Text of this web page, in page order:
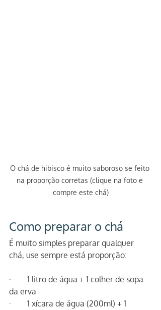
O chá de hibisco é muito saboroso se feito
na proporção corretas (clique na foto e
compre este chá)
Como preparar o chá
É muito simples preparar qualquer
chá, use sempre está proporção:
·        1 litro de água + 1 colher de sopa
da erva
·        1 xícara de água (200ml) + 1